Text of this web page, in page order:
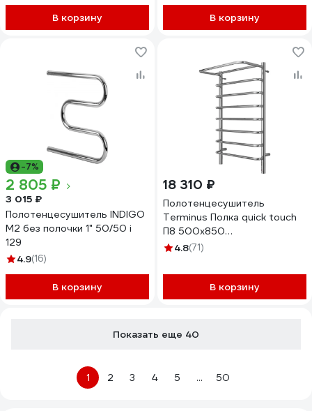
В корзину В корзину
-7%
2 805 ₽
3 015 ₽
Полотенцесушитель INDIGO
M2 без полочки 1" 50/50 i
129
4.9(16)
В корзину
18 310 ₽
Полотенцесушитель
Terminus Полка quick touch
П8 500x850
4670078524836
4.8(71)
В корзину
Показать еще 40
1 2 3 4 5 ... 50